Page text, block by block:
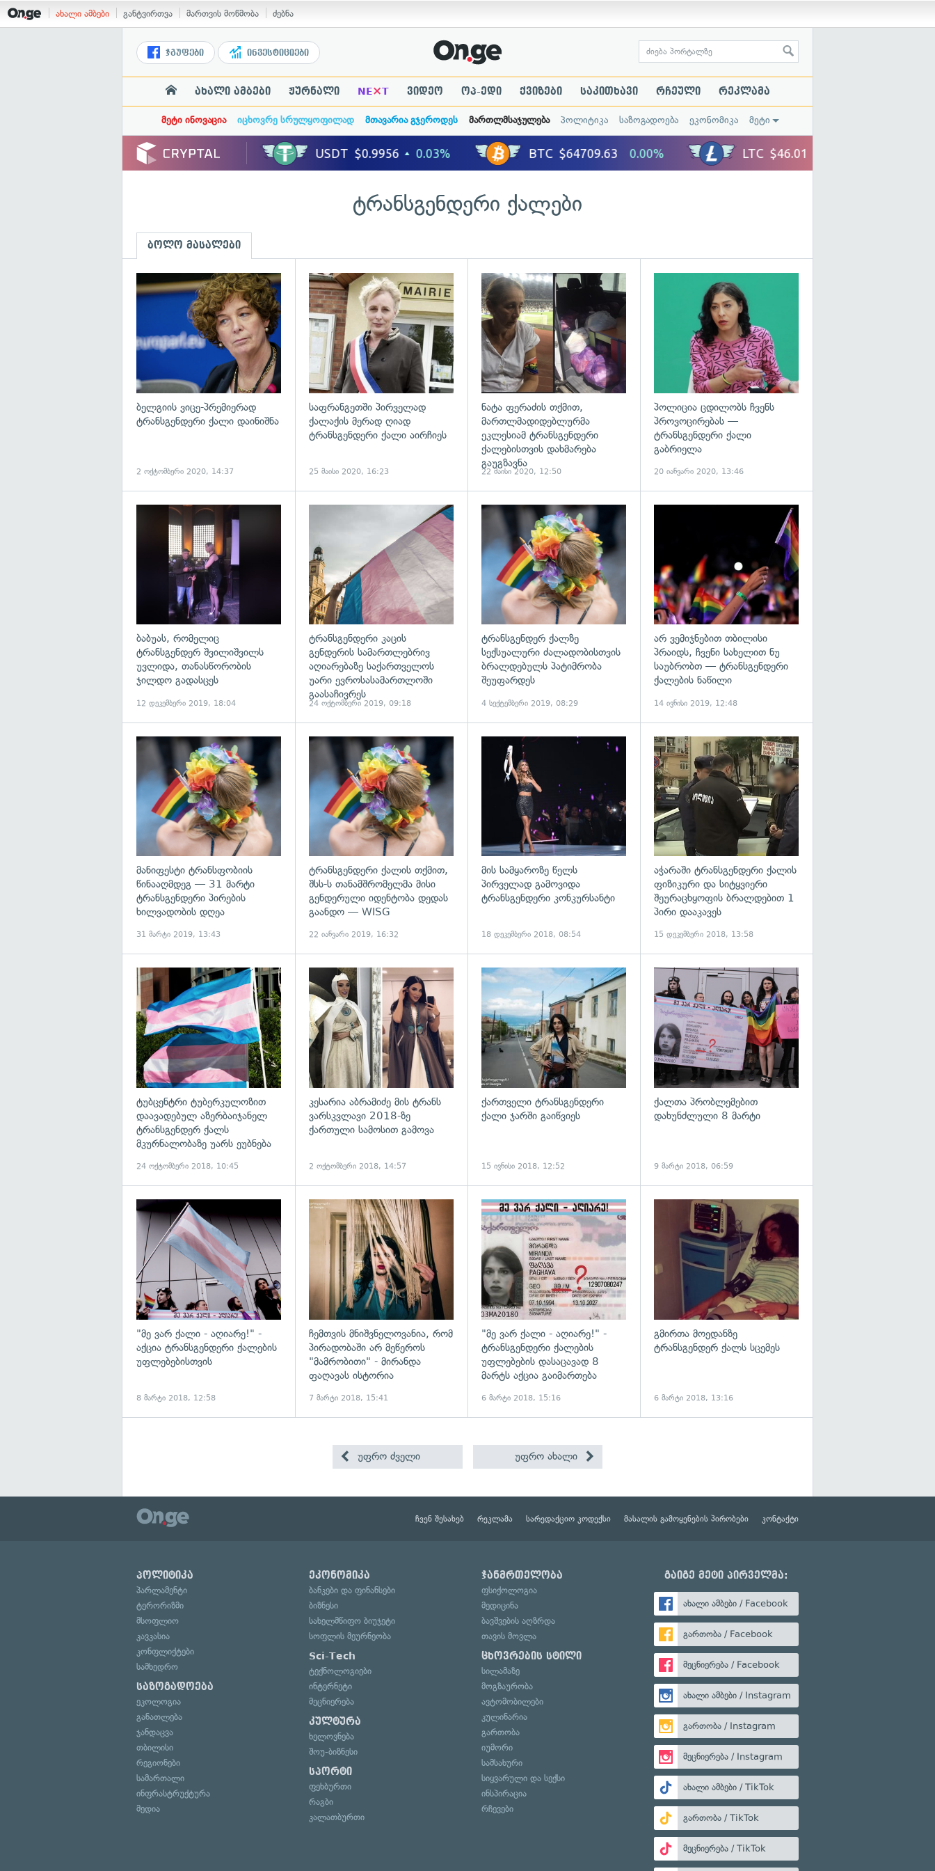
ახალი ამბები განტვირთვა მართვის მოწმობა ძებნა
ჯგუფები ინვესტიციები
ახალი ამბები ჟურნალი NE×T ვიდეო ოპ-ედი ქვიზები საკითხავი რჩეული რეკლამა
მეტი ინოვაცია იცხოვრე სრულყოფილად მთავარია გჯეროდეს მართლმსაჯულება პოლიტიკა საზოგადოება ეკონომიკა მეტი
ტრანსგენდერი ქალები
ბოლო მასალები
გადახედვა
ბელგიის ვიცე-პრემიერად
ტრანსგენდერი ქალი დაინიშნა
2 ოქტომბერი 2020, 14:37
გადახედვა
საფრანგეთში პირველად
ქალაქის მერად ღიად
ტრანსგენდერი ქალი აირჩიეს
25 მაისი 2020, 16:23
ნატა ფერაძის თქმით,
მართლმადიდებლურმა
ეკლესიამ ტრანსგენდერი
ქალებისთვის დახმარება
გაუგზავნა
22 მაისი 2020, 12:50
პოლიცია ცდილობს ჩვენს
პროვოცირებას —
ტრანსგენდერი ქალი
გაბრიელა
20 იანვარი 2020, 13:46
ბაბუას, რომელიც
ტრანსგენდერ შვილიშვილს
უვლიდა, თანასწორობის
ჯილდო გადასცეს
12 დეკემბერი 2019, 18:04
ტრანსგენდერი კაცის
გენდერის სამართლებრივ
აღიარებაზე საქართველოს
უარი ევროსასამართლოში
გაასაჩივრეს
24 ოქტომბერი 2019, 09:18
ტრანსგენდერ ქალზე
სექსუალური ძალადობისთვის
ბრალდებულს პატიმრობა
შეუფარდეს
4 სექტემბერი 2019, 08:29
არ ვემიჯნებით თბილისი
პრაიდს, ჩვენი სახელით ნუ
საუბრობთ — ტრანსგენდერი
ქალების ნაწილი
14 ივნისი 2019, 12:48
მანიფესტი ტრანსფობიის
წინააღმდეგ — 31 მარტი
ტრანსგენდერი პირების
ხილვადობის დღეა
31 მარტი 2019, 13:43
გადახედვა
ტრანსგენდერი ქალის თქმით,
შსს-ს თანამშრომელმა მისი
გენდერული იდენტობა დედას
გაანდო — WISG
22 იანვარი 2019, 16:32
მის სამყაროზე წელს
პირველად გამოვიდა
ტრანსგენდერი კონკურსანტი
18 დეკემბერი 2018, 08:54
აჭარაში ტრანსგენდერი ქალის
ფიზიკური და სიტყვიერი
შეურაცხყოფის ბრალდებით 1
პირი დააკავეს
15 დეკემბერი 2018, 13:58
გადახედვა
ტუბცენტრი ტუბერკულოზით
დაავადებულ აზერბაიჯანელ
ტრანსგენდერ ქალს
მკურნალობაზე უარს ეუბნება
24 ოქტომბერი 2018, 10:45
კესარია აბრამიძე მის ტრანს
ვარსკვლავი 2018-ზე
ქართული სამოსით გამოვა
2 ოქტომბერი 2018, 14:57
გადახედვა
ქართველი ტრანსგენდერი
ქალი ჯარში გაიწვიეს
15 ივნისი 2018, 12:52
ქალთა პრობლემებით
დახუნძლული 8 მარტი
9 მარტი 2018, 06:59
გადახედვა
"მე ვარ ქალი - აღიარე!" -
აქცია ტრანსგენდერი ქალების
უფლებებისთვის
8 მარტი 2018, 12:58
გადახედვა
ჩემთვის მნიშვნელოვანია, რომ
პირადობაში არ მეწეროს
"მამრობითი" - მირანდა
ფაღავას ისტორია
7 მარტი 2018, 15:41
"მე ვარ ქალი - აღიარე!" -
ტრანსგენდერი ქალების
უფლებების დასაცავად 8
მარტს აქცია გაიმართება
6 მარტი 2018, 15:16
გმირთა მოედანზე
ტრანსგენდერ ქალს სცემეს
6 მარტი 2018, 13:16
უფრო ძველი უფრო ახალი
ჩვენ შესახებ რეკლამა სარედაქციო კოდექსი მასალის გამოყენების პირობები კონტაქტი
პოლიტიკა
პარლამენტი
ტერორიზმი
მსოფლიო
კავკასია
კონფლიქტები
სამხედრო
საზოგადოება
ეკოლოგია
განათლება
ჯანდაცვა
თბილისი
რეგიონები
სამართალი
ინფრასტრუქტურა
მედია
ეკონომიკა
ბანკები და ფინანსები
ბიზნესი
სახელმწიფო ბიუჯეტი
სოფლის მეურნეობა
Sci-Tech
ტექნოლოგიები
ინტერნეტი
მეცნიერება
კულტურა
ხელოვნება
შოუ-ბიზნესი
სპორტი
ფეხბურთი
რაგბი
კალათბურთი
ჯანმრთელობა
ფსიქოლოგია
მედიცინა
ბავშვების აღზრდა
თავის მოვლა
ცხოვრების სტილი
სილამაზე
მოგზაურობა
ავტომობილები
კულინარია
გართობა
იუმორი
სამსახური
სიყვარული და სექსი
ინსპირაცია
რჩევები
გაიგე მეტი პირველმა:
ახალი ამბები / Facebook
გართობა / Facebook
მეცნიერება / Facebook
ახალი ამბები / Instagram
გართობა / Instagram
მეცნიერება / Instagram
ახალი ამბები / TikTok
გართობა / TikTok
მეცნიერება / TikTok